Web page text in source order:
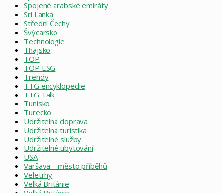
Spojené arabské emiráty
Srí Lanka
Střední Čechy
Švýcarsko
Technologie
Thajsko
TOP
TOP ESG
Trendy
TTG encyklopedie
TTG Talk
Tunisko
Turecko
Udržitelná doprava
Udržitelná turistika
Udržitelné služby
Udržitelné ubytování
USA
Varšava – město příběhů
Veletrhy
Velká Británie